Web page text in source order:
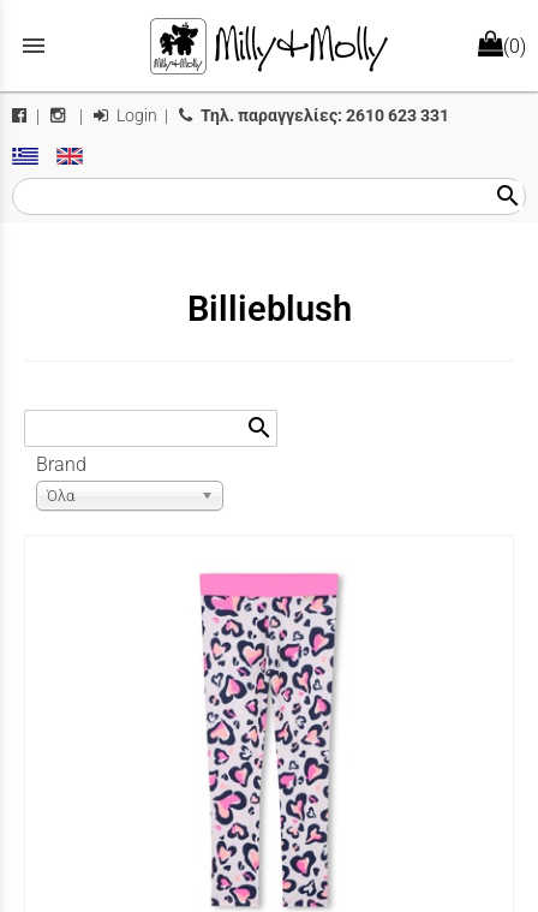
menu (0)
| | Login | Τηλ. παραγγελίες: 2610 623 331
search
Billieblush
search
Brand
Όλα